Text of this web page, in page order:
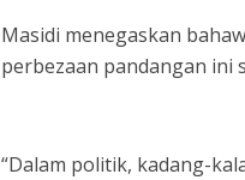
Masidi menegaskan
perbezaan pandangan ini
“Dalam politik, kadang-